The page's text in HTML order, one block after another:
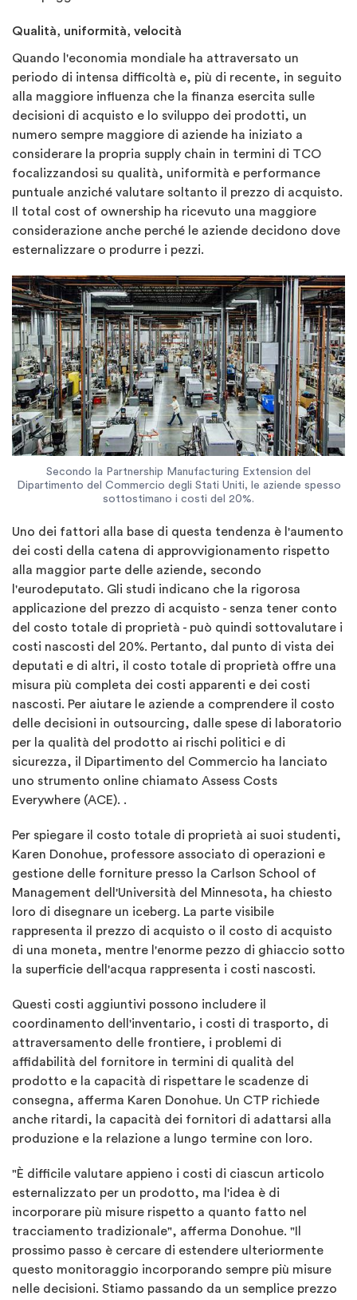
Qualità, uniformità, velocità
Quando l'economia mondiale ha attraversato un
periodo di intensa difficoltà e, più di recente, in seguito
alla maggiore influenza che la finanza esercita sulle
decisioni di acquisto e lo sviluppo dei prodotti, un
numero sempre maggiore di aziende ha iniziato a
considerare la propria supply chain in termini di TCO
focalizzandosi su qualità, uniformità e performance
puntuale anziché valutare soltanto il prezzo di acquisto.
Il total cost of ownership ha ricevuto una maggiore
considerazione anche perché le aziende decidono dove
esternalizzare o produrre i pezzi.
Secondo la Partnership Manufacturing Extension del
Dipartimento del Commercio degli Stati Uniti, le aziende spesso
sottostimano i costi del 20%.
Uno dei fattori alla base di questa tendenza è l'aumento
dei costi della catena di approvvigionamento rispetto
alla maggior parte delle aziende, secondo
l'eurodeputato. Gli studi indicano che la rigorosa
applicazione del prezzo di acquisto - senza tener conto
del costo totale di proprietà - può quindi sottovalutare i
costi nascosti del 20%. Pertanto, dal punto di vista dei
deputati e di altri, il costo totale di proprietà offre una
misura più completa dei costi apparenti e dei costi
nascosti. Per aiutare le aziende a comprendere il costo
delle decisioni in outsourcing, dalle spese di laboratorio
per la qualità del prodotto ai rischi politici e di
sicurezza, il Dipartimento del Commercio ha lanciato
uno strumento online chiamato Assess Costs
Everywhere (ACE). .
Per spiegare il costo totale di proprietà ai suoi studenti,
Karen Donohue, professore associato di operazioni e
gestione delle forniture presso la Carlson School of
Management dell'Università del Minnesota, ha chiesto
loro di disegnare un iceberg. La parte visibile
rappresenta il prezzo di acquisto o il costo di acquisto
di una moneta, mentre l'enorme pezzo di ghiaccio sotto
la superficie dell'acqua rappresenta i costi nascosti.
Questi costi aggiuntivi possono includere il
coordinamento dell'inventario, i costi di trasporto, di
attraversamento delle frontiere, i problemi di
affidabilità del fornitore in termini di qualità del
prodotto e la capacità di rispettare le scadenze di
consegna, afferma Karen Donohue. Un CTP richiede
anche ritardi, la capacità dei fornitori di adattarsi alla
produzione e la relazione a lungo termine con loro.
"È difficile valutare appieno i costi di ciascun articolo
esternalizzato per un prodotto, ma l'idea è di
incorporare più misure rispetto a quanto fatto nel
tracciamento tradizionale", afferma Donohue. "Il
prossimo passo è cercare di estendere ulteriormente
questo monitoraggio incorporando sempre più misure
nelle decisioni. Stiamo passando da un semplice prezzo